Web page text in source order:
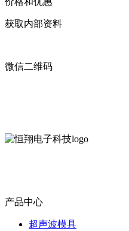
获取内部资料
微信二维码
产品中心
超声波模具